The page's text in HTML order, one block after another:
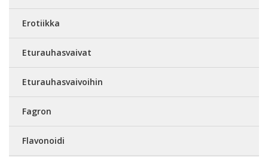
Erotiikka
Eturauhasvaivat
Eturauhasvaivoihin
Fagron
Flavonoidi